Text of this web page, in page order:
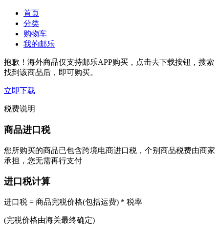
首页
分类
购物车
我的邮乐
抱歉！海外商品仅支持邮乐APP购买，点击去下载按钮，搜索
找到该商品后，即可购买。
立即下载
税费说明
商品进口税
您所购买的商品已包含跨境电商进口税，个别商品税费由商家
承担，您无需再行支付
进口税计算
进口税 = 商品完税价格(包括运费) * 税率
(完税价格由海关最终确定)